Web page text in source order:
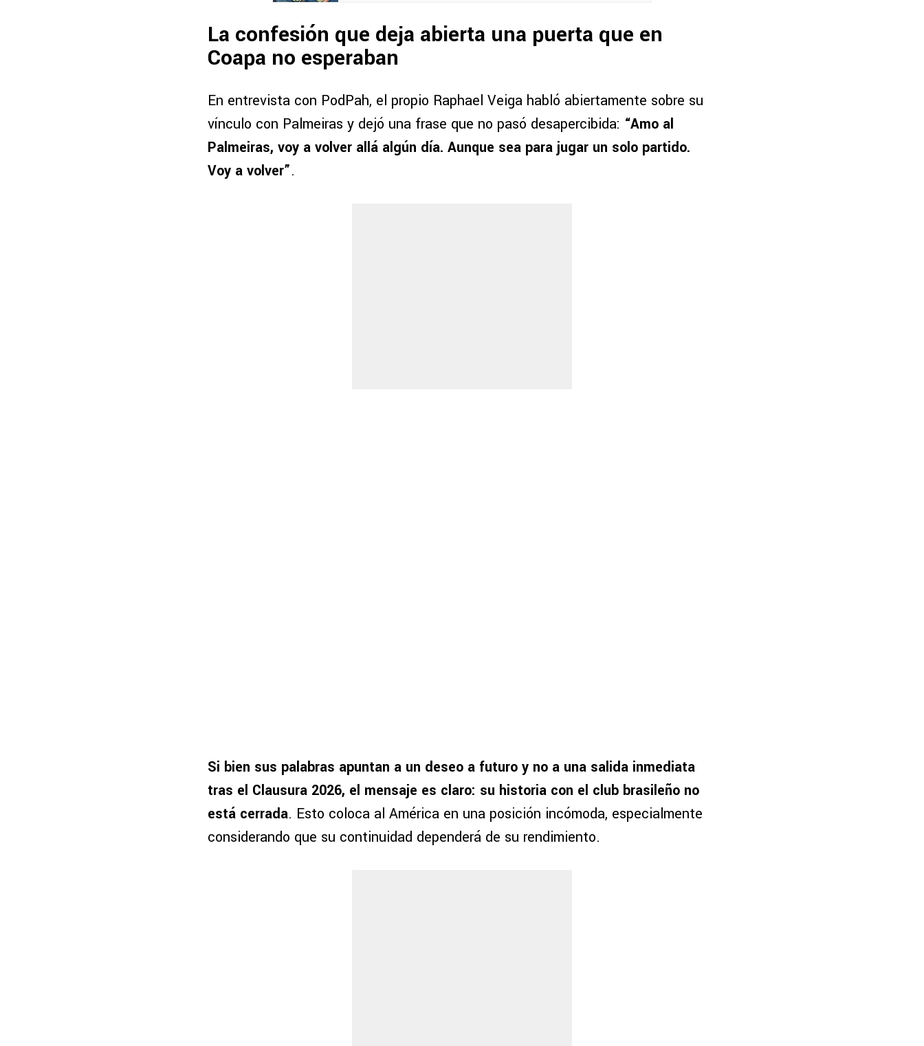
La confesión que deja abierta una puerta que en
Coapa no esperaban
En entrevista con PodPah, el propio Raphael Veiga habló abiertamente sobre su
vínculo con Palmeiras y dejó una frase que no pasó desapercibida: “Amo al
Palmeiras, voy a volver allá algún día. Aunque sea para jugar un solo partido.
Voy a volver”.
Si bien sus palabras apuntan a un deseo a futuro y no a una salida inmediata
tras el Clausura 2026, el mensaje es claro: su historia con el club brasileño no
está cerrada. Esto coloca al América en una posición incómoda, especialmente
considerando que su continuidad dependerá de su rendimiento.